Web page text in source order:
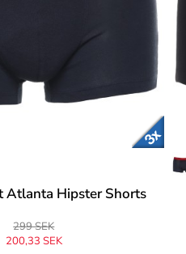
Atlanta Hipster Shorts
299 SEK
200,33 SEK